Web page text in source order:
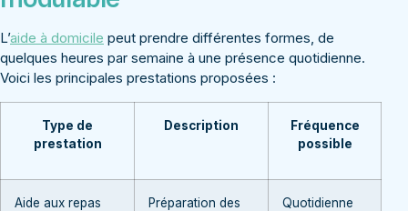
L’aide à domicile peut prendre différentes formes, de
quelques heures par semaine à une présence quotidienne.
Voici les principales prestations proposées :
Type de
prestation
Description
Fréquence
possible
Aide aux repas
Préparation des
Quotidienne